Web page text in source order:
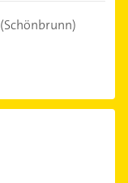
(Schönbrunn)